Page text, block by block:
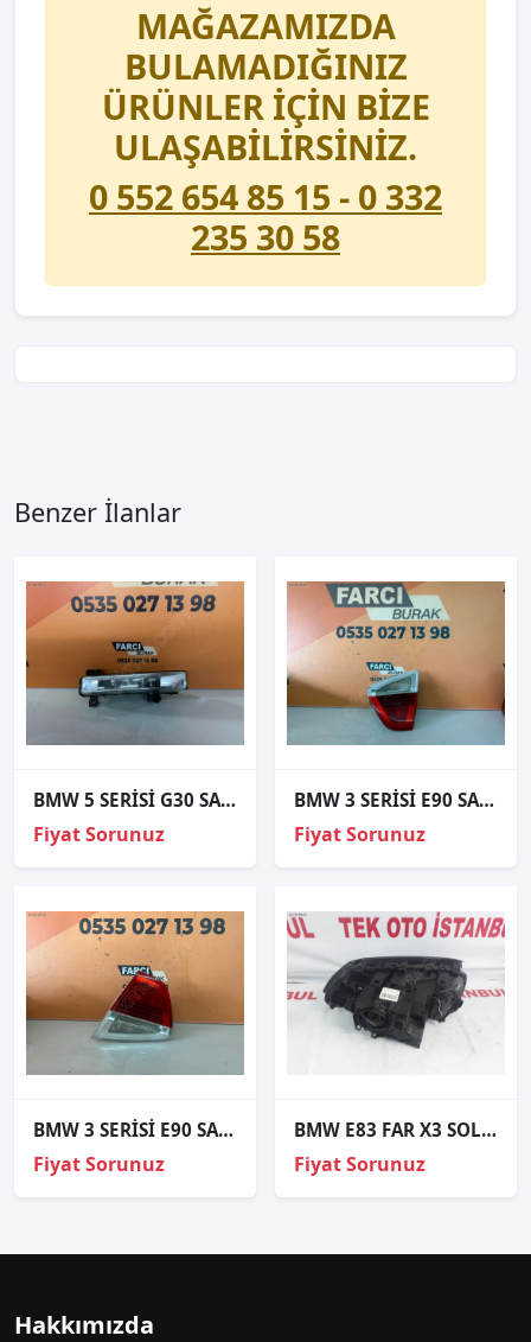
MAĞAZAMIZDA
BULAMADIĞINIZ
ÜRÜNLER İÇİN BİZE
ULAŞABİLİRSİNİZ.
0 552 654 85 15 - 0 332
235 30 58
Benzer İlanlar
BMW 5 SERİSİ G30 SAĞ GÜNDÜZ LEDİ ORJİNAL 89250241
Fiyat Sorunuz
BMW 3 SERİSİ E90 SAĞ İÇ STOP ORJİNAL
Fiyat Sorunuz
BMW 3 SERİSİ E90 SAĞ İÇ STOP ORJİNAL
Fiyat Sorunuz
BMW E83 FAR X3 SOL DYNAMIC XENON
Fiyat Sorunuz
Hakkımızda